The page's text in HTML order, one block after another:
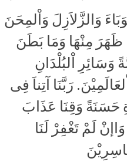
وَالزَّلاَزِلَ وَاْلمِحَنَ
ظَهَرَ مِنْهَا وَمَا بَطَنَ
وَسَائِرِ اْلبُلْدَانِ
رَبَّنَا آتِناَ فِى
حَسَنَةً وَقِنَا عَذَابَ
لَمْ تَغْفِرْ لَنَا